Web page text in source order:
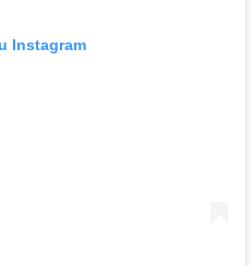
Instagram